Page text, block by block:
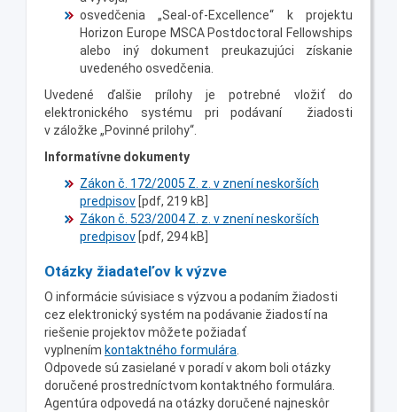
osvedčenia „Seal-of-Excellence“ k projektu
Horizon Europe MSCA Postdoctoral Fellowships
alebo iný dokument preukazujúci získanie
uvedeného osvedčenia.
Uvedené ďalšie prílohy je potrebné vložiť do
elektronického systému pri podávaní žiadosti
v záložke „Povinné prilohy“.
Informatívne dokumenty
Zákon č. 172/2005 Z. z. v znení neskorších
predpisov [pdf, 219 kB]
Zákon č. 523/2004 Z. z. v znení neskorších
predpisov [pdf, 294 kB]
Otázky žiadateľov k výzve
O informácie súvisiace s výzvou a podaním žiadosti
cez elektronický systém na podávanie žiadostí na
riešenie projektov môžete požiadať
vyplnením kontaktného formulára
Odpovede sú zasielané v poradí v akom boli otázky
doručené prostredníctvom kontaktného formulára.
Agentúra odpovedá na otázky doručené najneskôr